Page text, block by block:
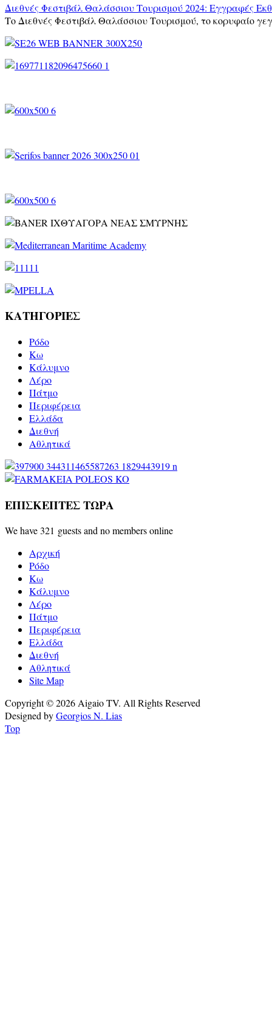
Διεθνές Φεστιβάλ Θαλάσσιου Τουρισμού 2024: Εγγραφές
Το Διεθνές Φεστιβάλ Θαλάσσιου Τουρισμού, το κορυφαίο
ΚΑΤΗΓΟΡΙΕΣ
Ρόδο
Kω
Κάλυμνο
Λέρο
Πάτμο
Περιφέρεια
Ελλάδα
Διεθνή
Αθλητικά
ΕΠΙΣΚΕΠΤΕΣ ΤΩΡΑ
We have 321 guests and no members online
Αρχική
Ρόδο
Κω
Κάλυμνο
Λέρο
Πάτμο
Περιφέρεια
Ελλάδα
Διεθνή
Αθλητικά
Site Map
Copyright © 2026 Aigaio TV. All Rights Reserved
Designed byGeorgios N. Lias
Top